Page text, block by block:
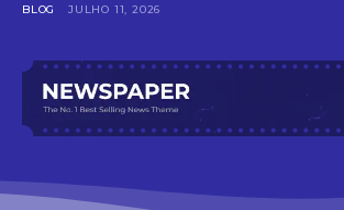
BLOG JULHO 11, 2026